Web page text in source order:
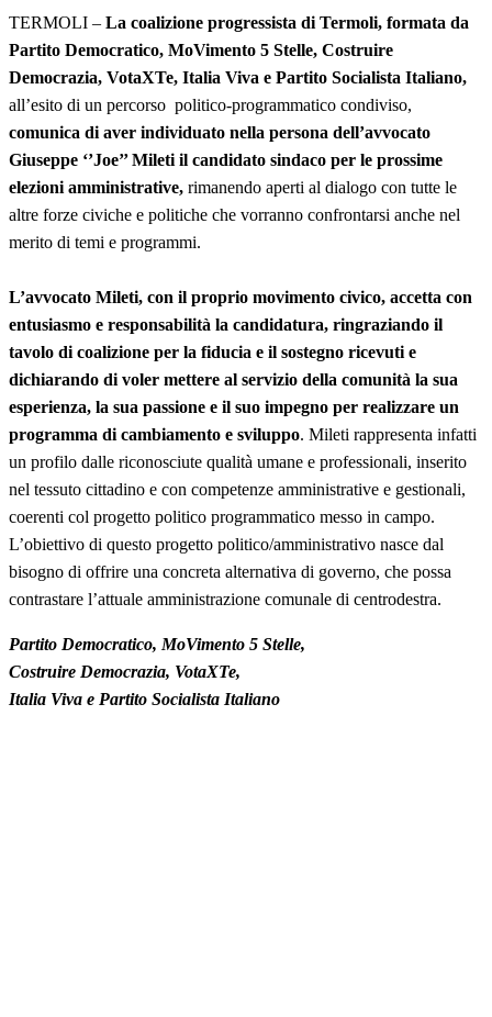
TERMOLI – La coalizione progressista di Termoli, formata da
Partito Democratico, MoVimento 5 Stelle, Costruire
Democrazia, VotaXTe, Italia Viva e Partito Socialista Italiano,
all’esito di un percorso politico-programmatico condiviso,
comunica di aver individuato nella persona dell’avvocato
Giuseppe ‘’Joe’’ Mileti il candidato sindaco per le prossime
elezioni amministrative, rimanendo aperti al dialogo con tutte le
altre forze civiche e politiche che vorranno confrontarsi anche nel
merito di temi e programmi.
L’avvocato Mileti, con il proprio movimento civico, accetta con
entusiasmo e responsabilità la candidatura, ringraziando il
tavolo di coalizione per la fiducia e il sostegno ricevuti e
dichiarando di voler mettere al servizio della comunità la sua
esperienza, la sua passione e il suo impegno per realizzare un
programma di cambiamento e sviluppo. Mileti rappresenta infatti
un profilo dalle riconosciute qualità umane e professionali, inserito
nel tessuto cittadino e con competenze amministrative e gestionali,
coerenti col progetto politico programmatico messo in campo.
L’obiettivo di questo progetto politico/amministrativo nasce dal
bisogno di offrire una concreta alternativa di governo, che possa
contrastare l’attuale amministrazione comunale di centrodestra.
Partito Democratico, MoVimento 5 Stelle,
Costruire Democrazia, VotaXTe,
Italia Viva e Partito Socialista Italiano